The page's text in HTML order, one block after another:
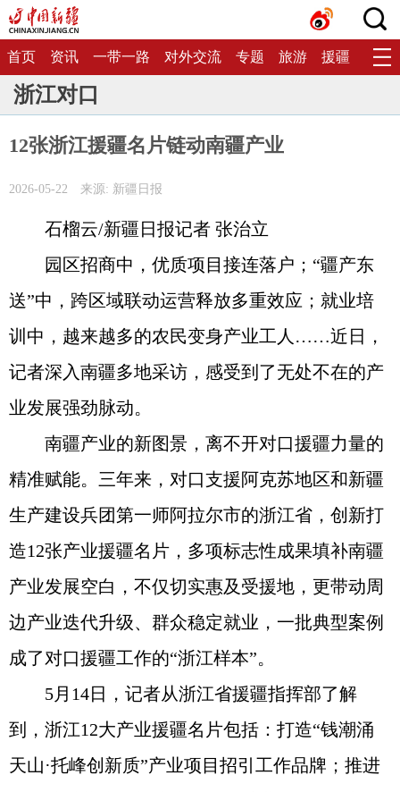
首页 资讯 一带一路 对外交流 专题 旅游 援疆 生态
浙江对口
12张浙江援疆名片链动南疆产业
2026-05-22 来源: 新疆日报
石榴云/新疆日报记者 张治立
园区招商中，优质项目接连落户；“疆产东
送”中，跨区域联动运营释放多重效应；就业培
训中，越来越多的农民变身产业工人……近日，
记者深入南疆多地采访，感受到了无处不在的产
业发展强劲脉动。
南疆产业的新图景，离不开对口援疆力量的
精准赋能。三年来，对口支援阿克苏地区和新疆
生产建设兵团第一师阿拉尔市的浙江省，创新打
造12张产业援疆名片，多项标志性成果填补南疆
产业发展空白，不仅切实惠及受援地，更带动周
边产业迭代升级、群众稳定就业，一批典型案例
成了对口援疆工作的“浙江样本”。
5月14日，记者从浙江省援疆指挥部了解
到，浙江12大产业援疆名片包括：打造“钱潮涌
天山·托峰创新质”产业项目招引工作品牌；推进